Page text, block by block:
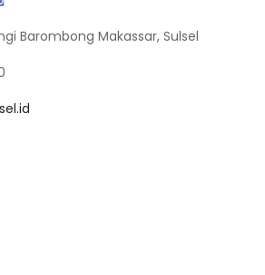
Barombong Makassar, Sulsel